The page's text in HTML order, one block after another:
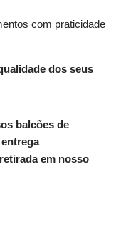
com praticidade
dos seus
balcões de
em nosso